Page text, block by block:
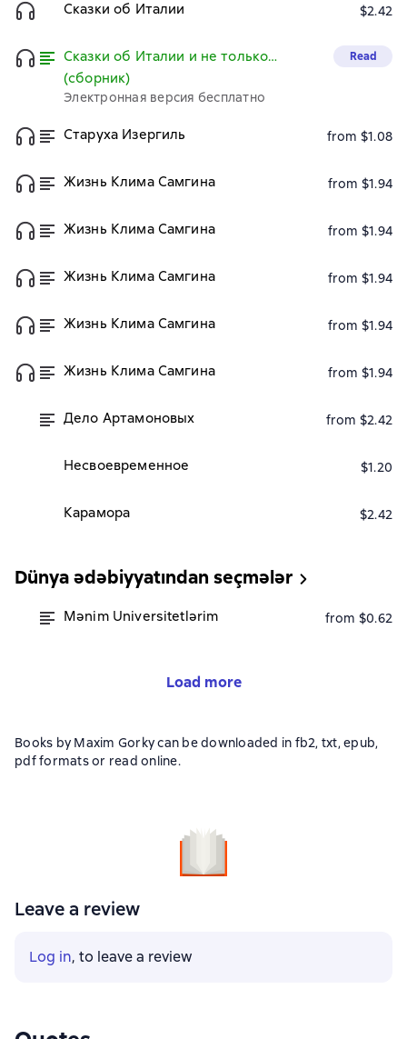
Сказки об Италии $2.42
Сказки об Италии и не только…
(сборник)
Электронная версия бесплатно
Read
Старуха Изергиль from $1.08
Жизнь Клима Самгина from $1.94
Жизнь Клима Самгина from $1.94
Жизнь Клима Самгина from $1.94
Жизнь Клима Самгина from $1.94
Жизнь Клима Самгина from $1.94
Дело Артамоновых from $2.42
Несвоевременное $1.20
Карамора $2.42
Dünya ədəbiyyatından seçmələr
Mənim Universitetlərim from $0.62
Load more
Books by Maxim Gorky can be downloaded in fb2, txt, epub,
pdf formats or read online.
Leave a review
Log in, to leave a review